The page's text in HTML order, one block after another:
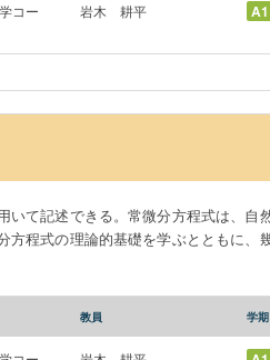
コー
岩木 耕平 A1
て記述できる。常微分方程式は、自
程式の理論的基礎を学ぶとともに、
教員 学期